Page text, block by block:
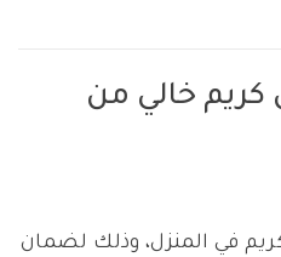
خالي من
في المنزل، وذلك لضمان